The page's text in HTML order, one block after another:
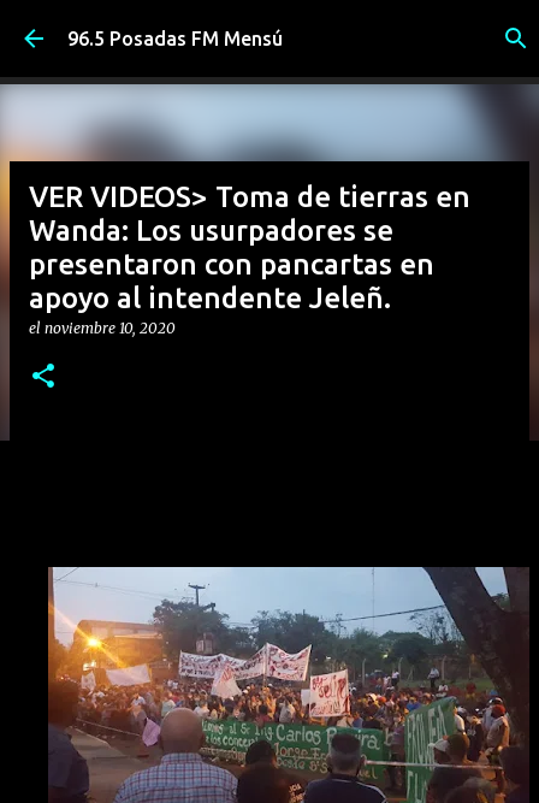
Ir al contenido principal
96.5 Posadas FM Mensú
VER VIDEOS> Toma de tierras en
Wanda: Los usurpadores se
presentaron con pancartas en
apoyo al intendente Jeleñ.
el noviembre 10, 2020